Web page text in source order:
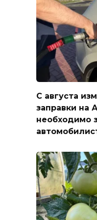
С августа
заправки на
необходимо